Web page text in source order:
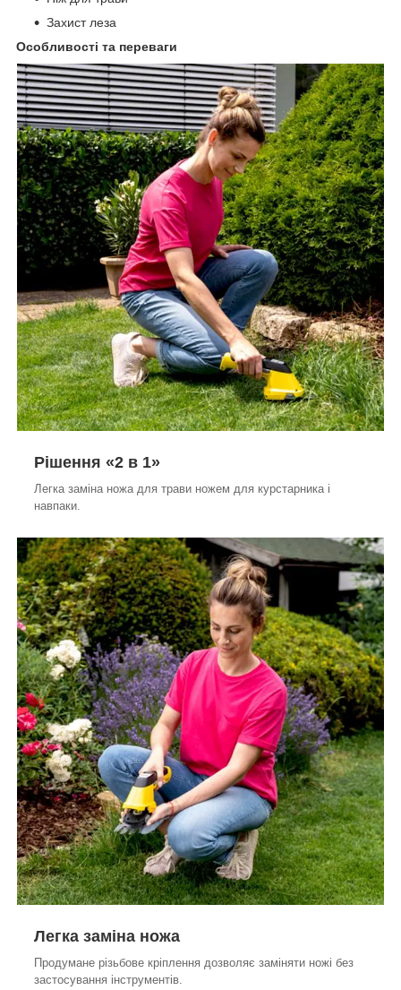
Захист леза
Особливості та переваги
Рішення «2 в 1»
Легка заміна ножа для трави ножем для курстарника і
навпаки.
Легка заміна ножа
Продумане різьбове кріплення дозволяє заміняти ножі без
застосування інструментів.